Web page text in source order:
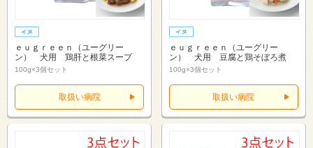
ｅｕｇｒｅｅｎ（ユーグリー
ン） 犬用 鶏肝と根菜スープ
100g×3個セット
取扱い病院
ｅｕｇｒｅｅｎ（ユーグリー
ン） 犬用 豆腐と鶏そぼろ煮
100g×3個セット
取扱い病院